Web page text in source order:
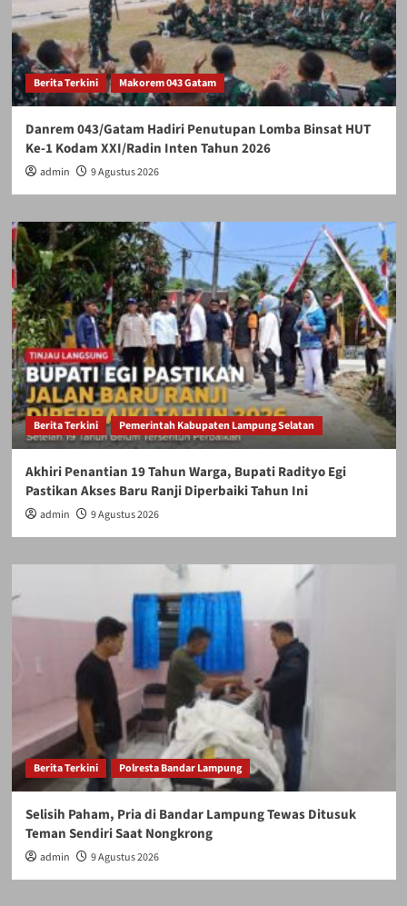
Berita Terkini Makorem 043 Gatam
Danrem 043/Gatam Hadiri Penutupan Lomba Binsat HUT
Ke-1 Kodam XXI/Radin Inten Tahun 2026
admin 9 Agustus 2026
Berita Terkini Pemerintah Kabupaten Lampung Selatan
Akhiri Penantian 19 Tahun Warga, Bupati Radityo Egi
Pastikan Akses Baru Ranji Diperbaiki Tahun Ini
admin 9 Agustus 2026
Berita Terkini Polresta Bandar Lampung
Selisih Paham, Pria di Bandar Lampung Tewas Ditusuk
Teman Sendiri Saat Nongkrong
admin 9 Agustus 2026